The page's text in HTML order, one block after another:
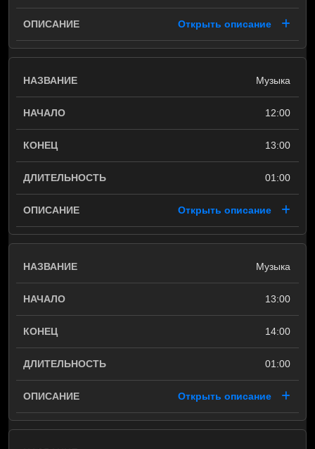
Открыть описание
Музыка
12:00
13:00
01:00
Открыть описание
Музыка
13:00
14:00
01:00
Открыть описание